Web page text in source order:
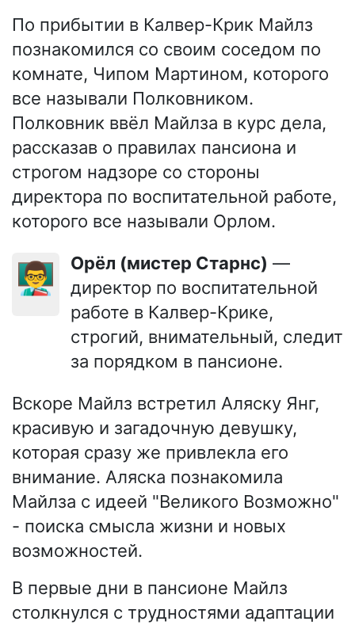
По прибытии в Калвер-Крик Майлз
познакомился со своим соседом по
комнате, Чипом Мартином, которого
все называли Полковником.
Полковник ввёл Майлза в курс дела,
рассказав о правилах пансиона и
строгом надзоре со стороны
директора по воспитательной работе,
которого все называли Орлом.
👨‍🏫 Орёл (мистер Старнс) —
директор по воспитательной
работе в Калвер-Крике,
строгий, внимательный, следит
за порядком в пансионе.
Вскоре Майлз встретил Аляску Янг,
красивую и загадочную девушку,
которая сразу же привлекла его
внимание. Аляска познакомила
Майлза с идеей "Великого Возможно"
- поиска смысла жизни и новых
возможностей.
В первые дни в пансионе Майлз
столкнулся с трудностями адаптации